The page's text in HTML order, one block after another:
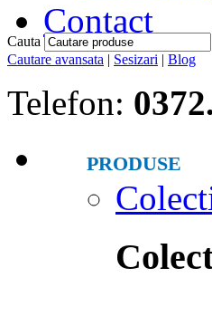
Contact
Cauta
Cautare avansata | Sesizari | Blog
Telefon:
PRODUSE